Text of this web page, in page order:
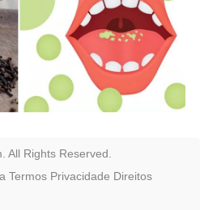
All Rights Reserved.
Termos Privacidade Direitos